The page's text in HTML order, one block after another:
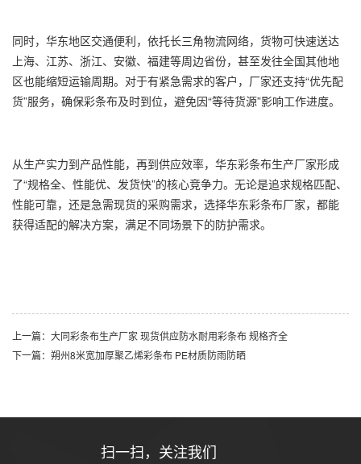
同时，华东地区交通便利，依托长三角物流网络，货物可快速送达
上海、江苏、浙江、安徽、福建等周边省份，甚至发往全国其他地
区也能缩短运输周期。对于有紧急需求的客户，厂家还支持“优先配
货”服务，确保彩条布及时到位，避免因“等待货源”影响工作进度。
从生产实力到产品性能，再到供应效率，华东彩条布生产厂家形成
了“规格全、性能优、发货快”的核心竞争力。无论是追求规格匹配、
性能可靠，还是急需现货的采购需求，选择华东彩条布厂家，都能
获得适配的解决方案，满足不同场景下的防护需求。
上一篇：大同彩条布生产厂家 现货供应防水耐用彩条布 规格齐全
下一篇：朔州8米宽加厚聚乙烯彩条布 PE材质防雨防晒
扫一扫，关注我们